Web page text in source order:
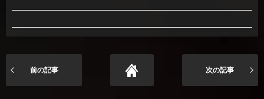
前の記事 次の記事